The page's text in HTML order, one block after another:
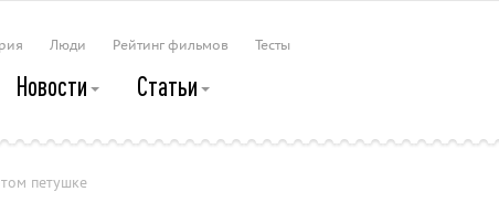
Люди Рейтинг фильмов Тесты
Новости Статьи
петушке